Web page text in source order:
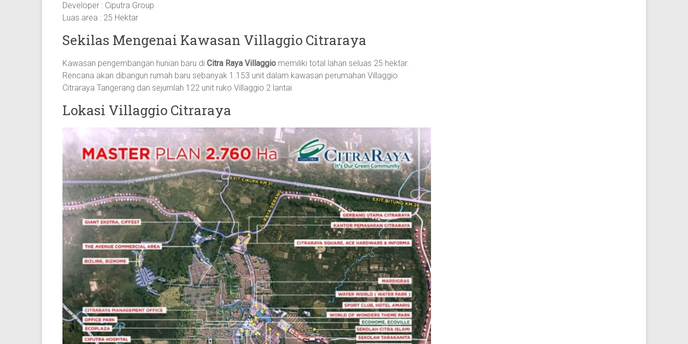
Developer : Ciputra Group
Luas area : 25 Hektar
Sekilas Mengenai Kawasan Villaggio Citraraya
Kawasan pengembangan hunian baru di Citra Raya Villaggio memiliki total lahan seluas 25 hektar.
Rencana akan dibangun rumah baru sebanyak 1.153 unit dalam kawasan perumahan Villaggio
Citraraya Tangerang dan sejumlah 122 unit ruko Villaggio 2 lantai.
Lokasi Villaggio Citraraya